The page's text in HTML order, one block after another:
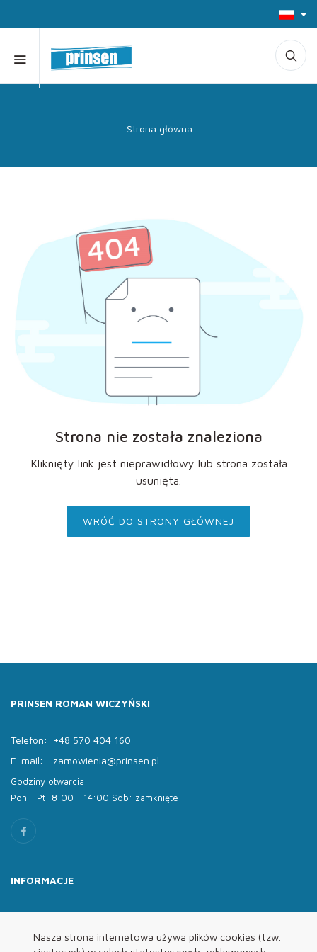
Nasza strona internetowa używa plików cookies (tzw.
Strona główna
Strona nie została znaleziona
Kliknięty link jest nieprawidłowy lub strona została
usunięta.
WRÓĆ DO STRONY GŁÓWNEJ
PRINSEN ROMAN WICZYŃSKI
Telefon:
+48 570 404 160
E-mail:
zamowienia@prinsen.pl
Godziny otwarcia:
Pon - Pt: 8:00 - 14:00 Sob: zamknięte
INFORMACJE
Oferta